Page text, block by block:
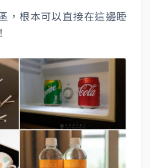
，根本可以直接在這邊睡